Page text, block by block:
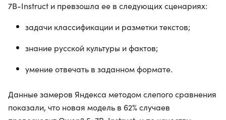
7B-Instruct и превзошла ее в следующих сценариях:
задачи классификации и разметки текстов;
знание русской культуры и фактов;
умение отвечать в заданном формате.
Данные замеров Яндекса методом слепого сравнения
показали, что новая модель в 62% случаев